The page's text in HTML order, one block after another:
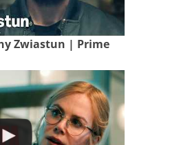
Zwiastun | Prime